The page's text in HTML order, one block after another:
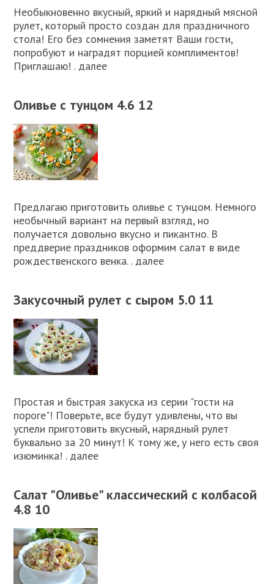
Необыкновенно вкусный, яркий и нарядный мясной
рулет, который просто создан для праздничного
стола! Его без сомнения заметят Ваши гости,
попробуют и наградят порцией комплиментов!
Приглашаю! . далее
Оливье с тунцом 4.6 12
Предлагаю приготовить оливье с тунцом. Немного
необычный вариант на первый взгляд, но
получается довольно вкусно и пикантно. В
преддверие праздников оформим салат в виде
рождественского венка. . далее
Закусочный рулет с сыром 5.0 11
Простая и быстрая закуска из серии "гости на
пороге"! Поверьте, все будут удивлены, что вы
успели приготовить вкусный, нарядный рулет
буквально за 20 минут! К тому же, у него есть своя
изюминка! . далее
Салат "Оливье" классический с колбасой
4.8 10